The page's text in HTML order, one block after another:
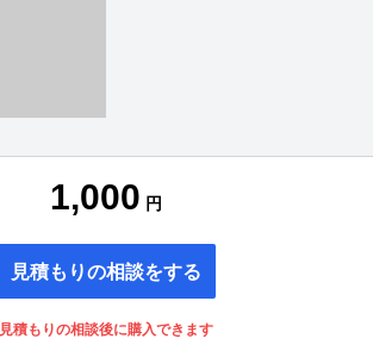
1,000 円
見積もりの相談をする
見積もりの相談後に購入できます